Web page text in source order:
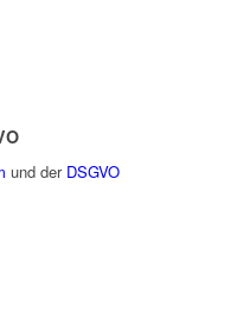
und der DSGVO